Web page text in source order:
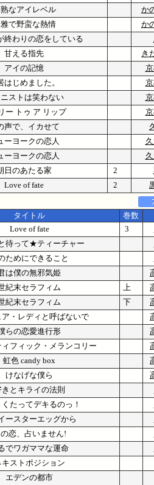
なアイレベル
か
で野蛮な熱情
か
終わりの恋をしている
甘える指先
き
アイの記憶
はじめました。
ストは笑わない
ー トゥ ア リップ
声で、イカせて
ーヨークの恋人
ーヨークの恋人
日のあたる家 2
Love of fate 2
タイトル
巻数
Love of fate 3
待って★ティーチャー
ためにできること
は僕の無邪気姫
紀末セラフィム 上
紀末セラフィム 下
ア・レディと呼ばないで
らの恋愛進行形
フィック・メランコリー
虹色 candy box
けなげな僕ら
きとキライの法則
たってデキるのっ！
ースターエッグから
恋、占いません!
でワガママな運命
キストポジション
エデンの都市